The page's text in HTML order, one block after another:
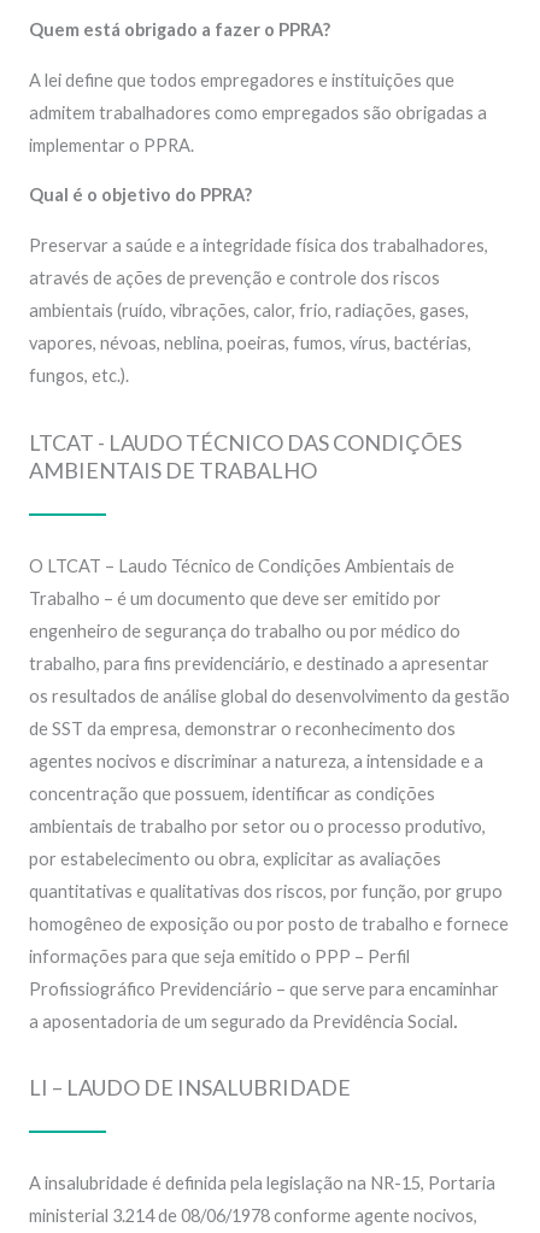
Quem está obrigado a fazer o PPRA?
A lei define que todos empregadores e instituições que
admitem trabalhadores como empregados são obrigadas a
implementar o PPRA.
Qual é o objetivo do PPRA?
Preservar a saúde e a integridade física dos trabalhadores,
através de ações de prevenção e controle dos riscos
ambientais (ruído, vibrações, calor, frio, radiações, gases,
vapores, névoas, neblina, poeiras, fumos, vírus, bactérias,
fungos, etc.).
LTCAT - LAUDO TÉCNICO DAS CONDIÇÕES
AMBIENTAIS DE TRABALHO
O LTCAT – Laudo Técnico de Condições Ambientais de
Trabalho – é um documento que deve ser emitido por
engenheiro de segurança do trabalho ou por médico do
trabalho, para fins previdenciário, e destinado a apresentar
os resultados de análise global do desenvolvimento da gestão
de SST da empresa, demonstrar o reconhecimento dos
agentes nocivos e discriminar a natureza, a intensidade e a
concentração que possuem, identificar as condições
ambientais de trabalho por setor ou o processo produtivo,
por estabelecimento ou obra, explicitar as avaliações
quantitativas e qualitativas dos riscos, por função, por grupo
homogêneo de exposição ou por posto de trabalho e fornece
informações para que seja emitido o PPP – Perfil
Profissiográfico Previdenciário – que serve para encaminhar
a aposentadoria de um segurado da Previdência Social.
LI – LAUDO DE INSALUBRIDADE
A insalubridade é definida pela legislação na NR-15, Portaria
ministerial 3.214 de 08/06/1978 conforme agente nocivos,